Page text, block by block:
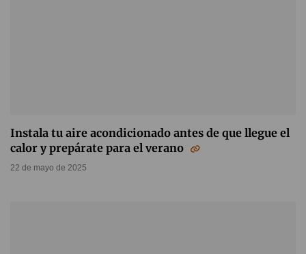
Instala tu aire acondicionado antes de que llegue el
calor y prepárate para el verano
22 de mayo de 2025